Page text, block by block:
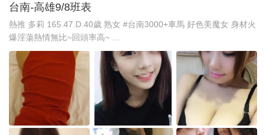
台南-高雄9/8班表
熱推 多莉 165.47.D.40歲 熟女 #台南3000+車馬 好色美魔女 身材火
爆淫蕩熱情無比~回頭率高~ ...